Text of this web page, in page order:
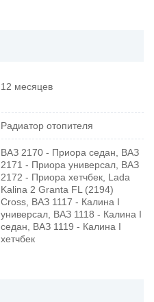
12 месяцев
Радиатор отопителя
ВАЗ 2170 - Приора седан, ВАЗ
2171 - Приора универсал, ВАЗ
2172 - Приора хетчбек, Lada
Kalina 2 Granta FL (2194)
Cross, ВАЗ 1117 - Калина I
универсал, ВАЗ 1118 - Калина I
седан, ВАЗ 1119 - Калина I
хетчбек